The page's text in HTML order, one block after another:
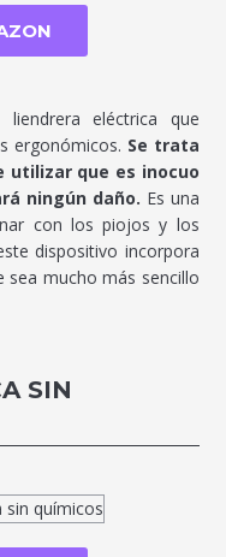
eléctrica que
ergonómicos. Se trata
utilizar que es inocuo
ningún daño. Es una
con los piojos y los
dispositivo incorpora
sea mucho más sencillo
SIN